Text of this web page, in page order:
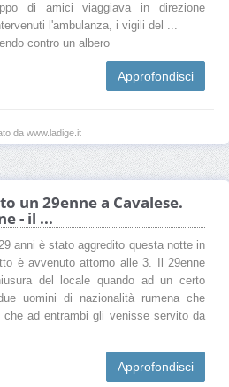
di amici viaggiava in direzione
l'ambulanza, i vigili del ...
contro un albero
Approfondisci
da www.ladige.it
un 29enne a Cavalese.
- il ...
anni è stato aggredito questa notte in
è avvenuto attorno alle 3. Il 29enne
del locale quando ad un certo
uomini di nazionalità rumena che
che ad entrambi gli venisse servito da
Approfondisci